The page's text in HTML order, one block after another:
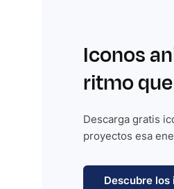
Iconos
ritmo
Descarga gratis
proyectos esa
Descubre los